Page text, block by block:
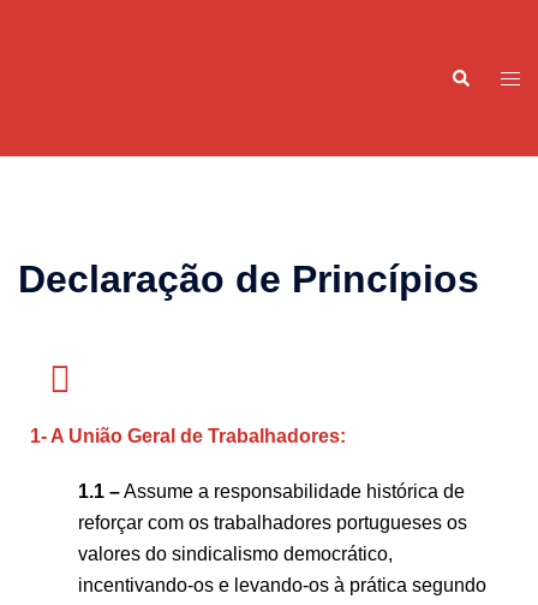
Declaração de Princípios
1- A União Geral de Trabalhadores:
1.1 –Assume a responsabilidade histórica de
reforçar com os trabalhadores portugueses os
valores do sindicalismo democrático,
incentivando-os e levando-os à prática segundo